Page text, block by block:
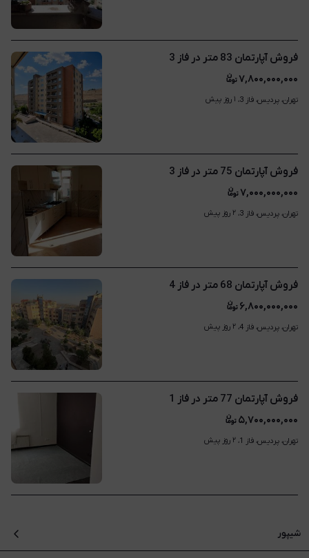
فروش آپارتمان 83 متر در فاز 3
۷,۸۰۰,۰۰۰,۰۰۰
تهران، پردیس، فاز 3، ۱ روز پیش
فروش آپارتمان 75 متر در فاز 3
۷,۰۰۰,۰۰۰,۰۰۰
تهران، پردیس، فاز 3، ۲ روز پیش
فروش آپارتمان 68 متر در فاز 4
۶,۸۰۰,۰۰۰,۰۰۰
تهران، پردیس، فاز 4، ۲ روز پیش
فروش آپارتمان 77 متر در فاز 1
۵,۷۰۰,۰۰۰,۰۰۰
تهران، پردیس، فاز 1، ۲ روز پیش
شیپور